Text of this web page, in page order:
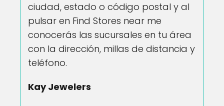
ciudad, estado o código postal y al
pulsar en Find Stores near me
conocerás las sucursales en tu área
con la dirección, millas de distancia y
teléfono.
Kay Jewelers